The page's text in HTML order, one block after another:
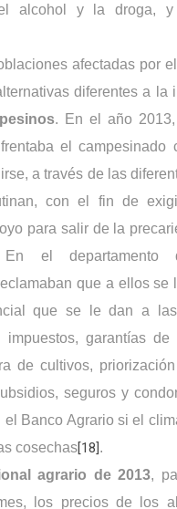
alcohol y la droga, y
afectadas por
diferentes a la
. En el año
el campesinado
a través de las
con el fin de
para salir de la
En el
que a ellos se
que se le dan a
impuestos, garantías de
de cultivos,
seguros y
el Banco Agrario si el
cosechas[18].
agrario de 2013,
los precios de los